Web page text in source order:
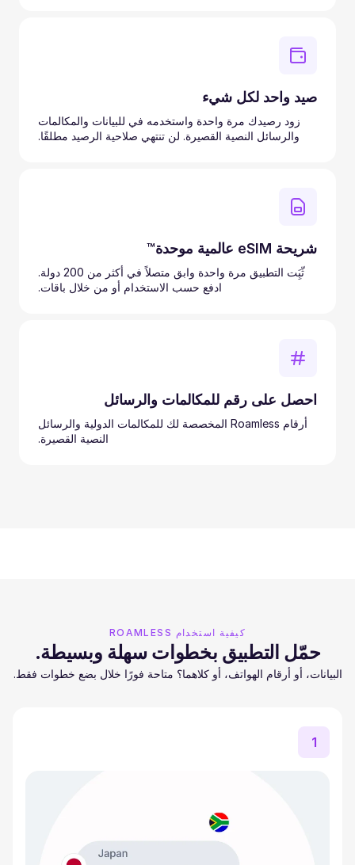
صيد واحد لكل شيء
زود رصيدك مرة واحدة واستخدمه في للبيانات والمكالمات
والرسائل النصية القصيرة. لن تنتهي صلاحية الرصيد مطلقًا.
شريحة eSIM عالمية موحدة™
ثّبَِت التطبيق مرة واحدة وابق متصلاً في أكثر من 200 دولة.
ادفع حسب الاستخدام أو من خلال باقات.
احصل على رقم للمكالمات والرسائل
أرقام Roamless المخصصة لك للمكالمات الدولية والرسائل
النصية القصيرة.
كيفية استخدام ROAMLESS
حمّل التطبيق بخطوات سهلة وبسيطة.
البيانات، أو أرقام الهواتف، أو كلاهما؟ متاحة فورًا خلال بضع خطوات فقط.
1